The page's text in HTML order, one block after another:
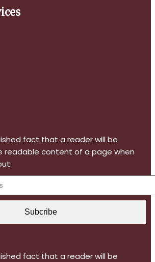
fact that a reader will be
readable content of a page when
Subcribe
fact that a reader will be